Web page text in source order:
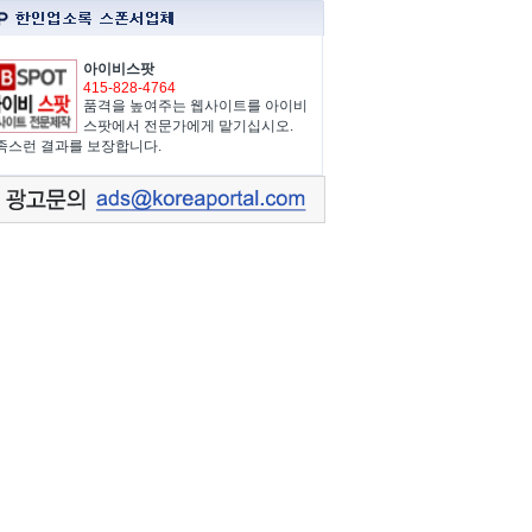
아이비스팟
415-828-4764
품격을 높여주는 웹사이트를 아이비
스팟에서 전문가에게 맡기십시오.
스런 결과를 보장합니다.